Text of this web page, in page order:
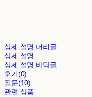
상세 설명 머리글
상세 설명
상세 설명 바닥글
후기(0)
질문(10)
관련 상품